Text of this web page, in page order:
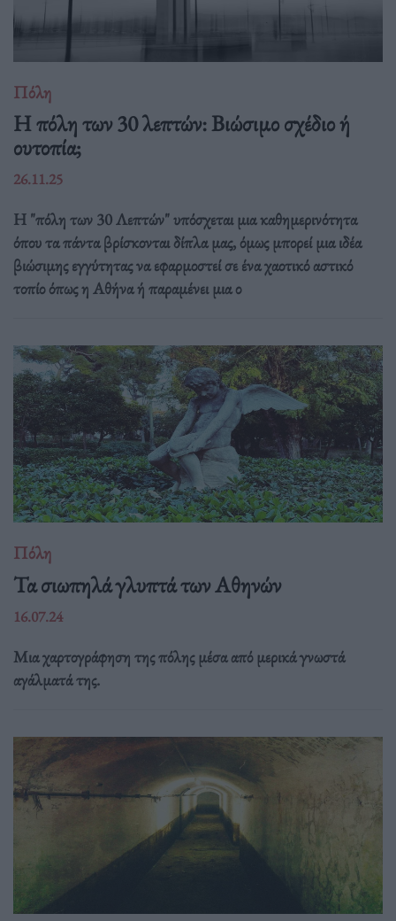
Πόλη
Η πόλη των 30 λεπτών: Βιώσιμο σχέδιο ή
ουτοπία;
26.11.25
Η "πόλη των 30 Λεπτών" υπόσχεται μια καθημερινότητα
όπου τα πάντα βρίσκονται δίπλα μας, όμως μπορεί μια ιδέα
βιώσιμης εγγύτητας να εφαρμοστεί σε ένα χαοτικό αστικό
τοπίο όπως η Αθήνα ή παραμένει μια ο
Πόλη
Τα σιωπηλά γλυπτά των Αθηνών
16.07.24
Μια χαρτογράφηση της πόλης μέσα από μερικά γνωστά
αγάλματά της.